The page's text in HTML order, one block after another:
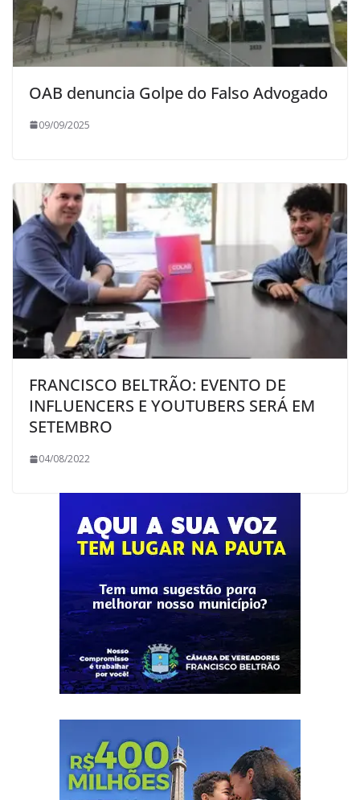
OAB denuncia Golpe do Falso Advogado
09/09/2025
FRANCISCO BELTRÃO: EVENTO DE
INFLUENCERS E YOUTUBERS SERÁ EM
SETEMBRO
04/08/2022